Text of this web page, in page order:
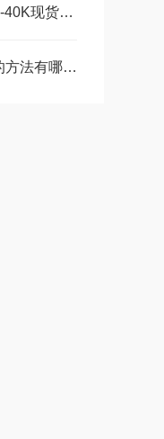
日本AND电子秤GP-40K现货系列 美萨科技篇
消除阀门​气蚀破坏的方法有哪些？分享十种阀门气蚀破坏方法，美萨科技篇